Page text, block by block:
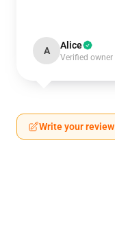
A Alice
Verified owner
Write your review